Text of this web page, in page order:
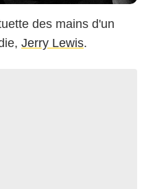
des mains d'un
Jerry Lewis.